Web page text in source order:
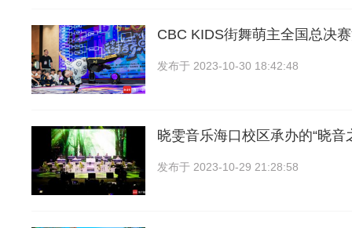
CBC KIDS街舞萌主全国总决
发布于 2023-10-30 18:42:48
晓雯音乐海口校区承办的“晓音
发布于 2023-10-29 21:28:58